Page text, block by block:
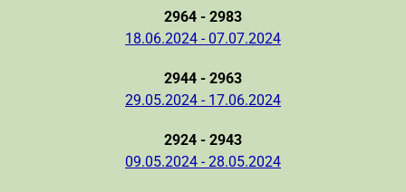
2964 - 2983
18.06.2024 - 07.07.2024
2944 - 2963
29.05.2024 - 17.06.2024
2924 - 2943
09.05.2024 - 28.05.2024